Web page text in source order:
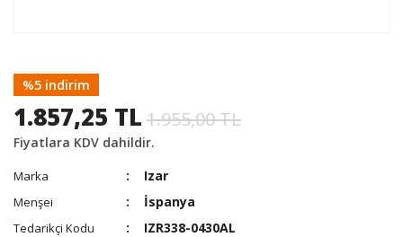
%5 indirim
1.857,25 TL 1.955,00 TL
Fiyatlara KDV dahildir.
Marka Izar
Menşei İspanya
Tedarikçi Kodu IZR338-0430AL